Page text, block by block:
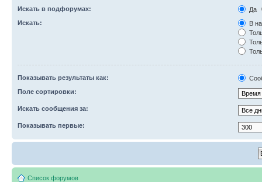
Искать в подфорумах:
Да
Искать:
В
Показывать результаты как:
Поле сортировки:
Искать сообщения за:
Показывать первые:
Список форумов